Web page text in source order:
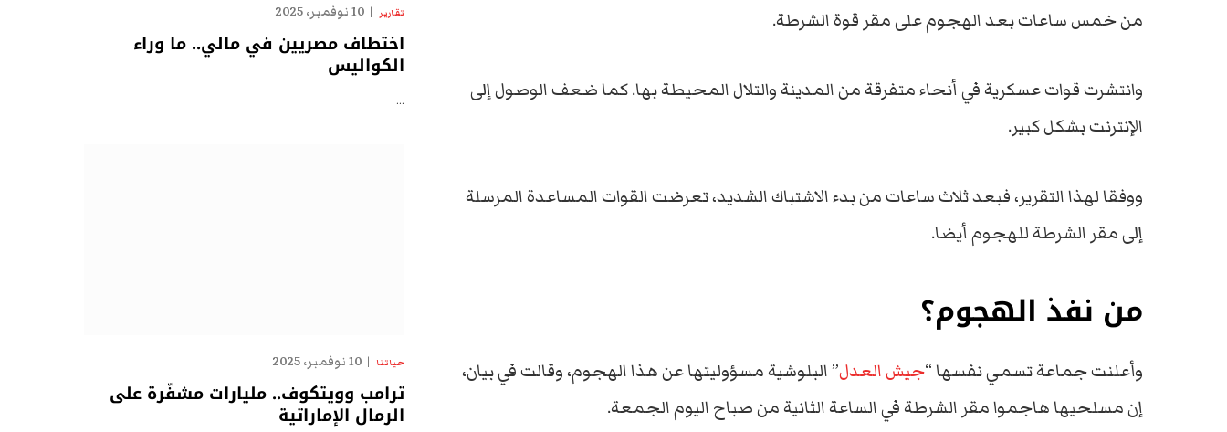
من خمس ساعات بعد الهجوم على مقر قوة الشرطة.
وانتشرت قوات عسكرية في أنحاء متفرقة من المدينة والتلال المحيطة بها. كما ضعف الوصول إلى
الإنترنت بشكل كبير.
ووفقا لهذا التقرير، فبعد ثلاث ساعات من بدء الاشتباك الشديد، تعرضت القوات المساعدة المرسلة
إلى مقر الشرطة للهجوم أيضا.
من نفذ الهجوم؟
وأعلنت جماعة تسمي نفسها “جيش العدل” البلوشية مسؤوليتها عن هذا الهجوم، وقالت في بيان،
إن مسلحيها هاجموا مقر الشرطة في الساعة الثانية من صباح اليوم الجمعة.
تقارير 10 نوفمبر، 2025
اختطاف مصريين في مالي.. ما وراء
الكواليس
…
حياتنا 10 نوفمبر، 2025
ترامب وويتكوف.. مليارات مشفّرة على
الرمال الإماراتية